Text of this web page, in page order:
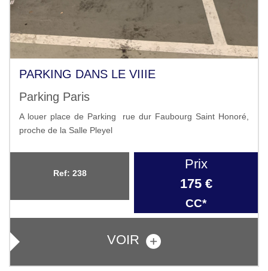
PARKING DANS LE VIIIE
Parking Paris
A louer place de Parking rue dur Faubourg Saint Honoré,
proche de la Salle Pleyel
Ref: 238
Prix
175 €
CC*
VOIR